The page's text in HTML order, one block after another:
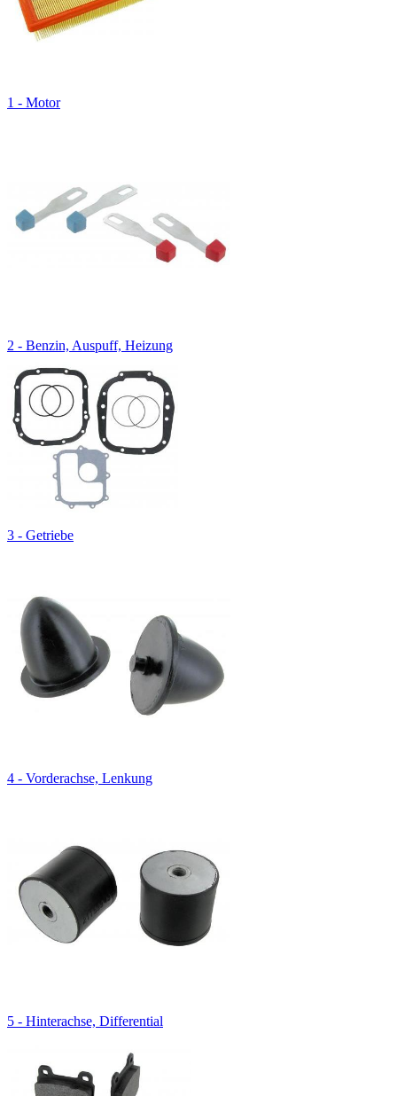
1 - Motor
2 - Benzin, Auspuff, Heizung
3 - Getriebe
4 - Vorderachse, Lenkung
5 - Hinterachse, Differential